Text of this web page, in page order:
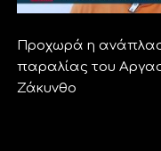
Προχωρά η
παραλίας του
Ζάκυνθο